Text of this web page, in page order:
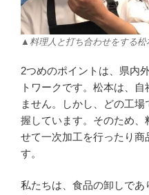
▲料理人と打ち合わせをする松
2つめのポイントは、県内
トワークです。松本は、
ません。しかし、どの工
握しています。そのため
せて一次加工を行ったり商
す。
私たちは、食品の卸しで